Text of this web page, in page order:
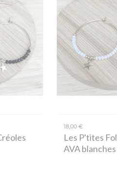
18,00 €
Les P'tites
AVA blanches